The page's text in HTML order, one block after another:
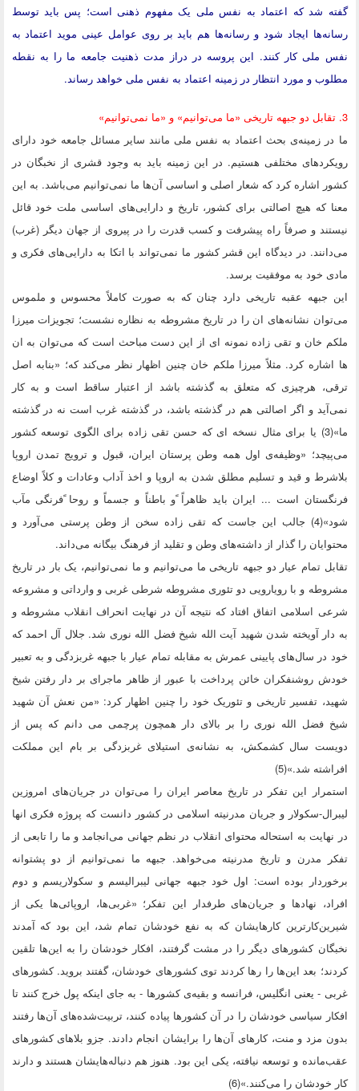
گفته شد که اعتماد به نفس ملی یک مفهوم ذهنی است؛ پس باید توسط
رسانه‌ها ایجاد شود و رسانه‌ها هم باید بر روی عوامل عینی موید اعتماد به
نفس ملی کار کنند. این پروسه در دراز مدت ذهنیت جامعه ما را به نقطه
مطلوب و مورد انتظار در زمینه اعتماد به نفس ملی خواهد رساند.
3. تقابل دو جبهه تاریخی «ما می‌توانیم» و «ما نمی‌توانیم»
ما در زمینه‌ی بحث اعتماد به نفس ملی مانند سایر مسائل جامعه خود دارای
رویکردهای مختلفی هستیم. در این زمینه باید به وجود قشری از نخبگان در
کشور اشاره کرد که شعار اصلی و اساسی آن‌ها ما نمی‌توانیم می‌باشد. به این
معنا که هیچ اصالتی برای کشور، تاریخ و دارایی‌های اساسی ملت خود قائل
نیستند و صرفاً راه پیشرفت و کسب قدرت را در پیروی از جهان دیگر (غرب)
می‌دانند. در دیدگاه این قشر کشور ما نمی‌تواند با اتکا به دارایی‌های فکری و
مادی خود به موفقیت برسد.
این جبهه عقبه تاریخی دارد چنان که به صورت کاملاً محسوس و ملموس
می‌توان نشانه‌های ان را در تاریخ مشروطه به نظاره نشست؛ تجویزات میرزا
ملکم خان و تقی زاده نمونه ای از این دست مباحث است که می‌توان به ان
ها اشاره کرد. مثلاً میرزا ملکم خان چنین اظهار نظر می‌کند که؛ «بنابه اصل
ترقی، هرچیزی که متعلق به گذشته باشد از اعتبار ساقط است و به کار
نمی‌آید و اگر اصالتی هم در گذشته باشد، در گذشته غرب است نه در گذشته
ما»(3) یا برای مثال نسخه ای که حسن تقی زاده برای الگوی توسعه کشور
می‌پیچد؛ «وظیفه‌ی اول همه وطن پرستان ایران، قبول و ترویج تمدن اروپا
بلاشرط و قید و تسلیم مطلق شدن به اروپا و اخذ آداب وعادات و کلاً اوضاع
فرنگستان است ... ایران باید ظاهراً ًو باطناً و جسماً و روحا ًفرنگی مآب
شود»(4) جالب این جاست که تقی زاده سخن از وطن پرستی می‌آورد و
محتوایان را گذار از داشته‌های وطن و تقلید از فرهنگ بیگانه می‌داند.
تقابل تمام عیار دو جبهه تاریخی ما می‌توانیم و ما نمی‌توانیم، یک بار در تاریخ
مشروطه و با رویارویی دو تئوری مشروطه شرطی غربی و وارداتی و مشروعه
شرعی اسلامی اتفاق افتاد که نتیجه آن در نهایت انحراف انقلاب مشروطه و
به دار آویخته شدن شهید آیت الله شیخ فضل الله نوری شد. جلال آل احمد که
خود در سال‌های پایینی عمرش به مقابله تمام عیار با جبهه غربزدگی و به تعبیر
خودش روشنفکران خائن پرداخت با عبور از ظاهر ماجرای بر دار رفتن شیخ
شهید، تفسیر تاریخی و تئوریک خود را چنین اظهار کرد: «من نعش آن شهید
شیخ فضل الله نوری را بر بالای دار همچون پرچمی می دانم که پس از
دویست سال کشمکش، به نشانه‌ی استیلای غربزدگی بر بام این مملکت
افراشته شد.»(5)
استمرار این تفکر در تاریخ معاصر ایران را می‌توان در جریان‌های امروزین
لیبرال-سکولار و جریان مدرنیته اسلامی در کشور دانست که پروژه فکری انها
در نهایت به استحاله محتوای انقلاب در نظم جهانی می‌انجامد و ما را تابعی از
تفکر مدرن و تاریخ مدرنیته می‌خواهد. جبهه ما نمی‌توانیم از دو پشتوانه
برخوردار بوده است: اول خود جبهه جهانی لیبرالیسم و سکولاریسم و دوم
افراد، نهادها و جریان‌های طرفدار این تفکر؛ «غربی‌ها، اروپائی‌ها یکی از
شیرین‌کارترین کارهایشان که به نفع خودشان تمام شد، این بود که آمدند
نخبگان کشورهای دیگر را در مشت گرفتند، افکار خودشان را به این‌ها تلقین
کردند؛ بعد این‌ها را رها کردند توی کشورهای خودشان، گفتند بروید. کشورهای
غربی - یعنی انگلیس، فرانسه و بقیه‌ی کشورها - به جای اینکه پول خرج کنند تا
افکار سیاسی خودشان را در آن کشورها پیاده کنند، تربیت‌شده‌های آن‌ها رفتند
بدون مزد و منت، کارهای آن‌ها را برایشان انجام دادند. جزو بلاهای کشورهای
عقب‌مانده و توسعه نیافته، یکی این بود. هنوز هم دنباله‌هایشان هستند و دارند
کار خودشان را می‌کنند.»(6)